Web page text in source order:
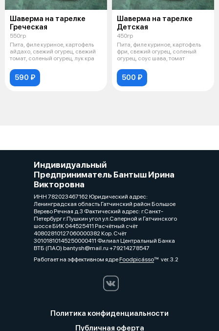
Шаверма на тарелке
Греческая
550гр
Пита, филе куриное, картофель
айдахо, свежий огурец, свежий
томат, соленый огурец, лук кра
590 ₽
Шаверма на тарелке
Детская
450гр
Пита, филе куриное, картофель
фри, свежий огурец, соленый
огурец, соус шава, томат
500 ₽
Индивидуальный
Предприниматель Бантыш Ирина
Викторовна
ИНН 782023467162 Юридический адрес:
Ленинградская область Гатчинский район Большое
Верево Речная д.3 Фактический адрес: г.Санкт-
Петербург г.Пушкин угол ул.Саперной и Гатчинского
шоссе БИК 044525411 Расчётный счёт
40802810127060000382 Кор. Счёт
30101810145250000411 Филиал Центральный Банка
ВТБ (ПАО) bantysh@mail.ru +79214278547
Работает на эффективном ядреFoodpicássover. 3.2
Политика конфиденциальности
Публичная оферта